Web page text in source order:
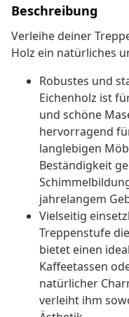
Beschreibung
Verleihe deiner
Holz ein natürliches
Robustes und
Eichenholz ist
und schöne
hervorragend
langlebigen
Beständigkeit
jahrelangem
Vielseitig
Treppenstufe
bietet einen
Kaffeetassen
natürlicher
verleiht ihm